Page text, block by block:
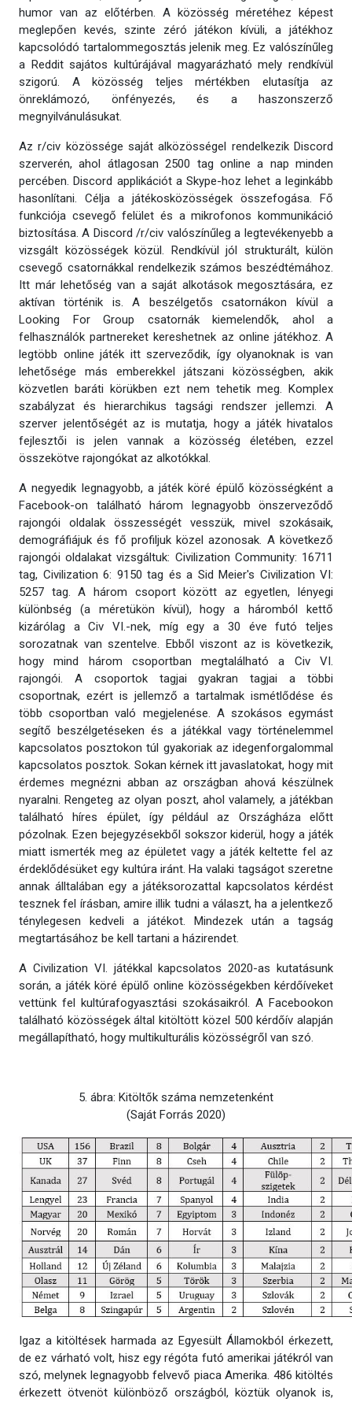
humor van az előtérben. A közösség méretéhez képest
meglepően kevés, szinte zéró játékon kívüli, a játékhoz
kapcsolódó tartalommegosztás jelenik meg. Ez valószínűleg
a Reddit sajátos kultúrájával magyarázható mely rendkívül
szigorú. A közösség teljes mértékben elutasítja az
önreklámozó, önfényezés, és a haszonszerző
megnyilvánulásukat.
Az r/civ közössége saját alközösségel rendelkezik Discord
szerverén, ahol átlagosan 2500 tag online a nap minden
percében. Discord applikációt a Skype-hoz lehet a leginkább
hasonlítani. Célja a játékosközösségek összefogása. Fő
funkciója csevegő felület és a mikrofonos kommunikáció
biztosítása. A Discord /r/civ valószínűleg a legtevékenyebb a
vizsgált közösségek közül. Rendkívül jól strukturált, külön
csevegő csatornákkal rendelkezik számos beszédtémához.
Itt már lehetőség van a saját alkotások megosztására, ez
aktívan történik is. A beszélgetős csatornákon kívül a
Looking For Group csatornák kiemelendők, ahol a
felhasználók partnereket kereshetnek az online játékhoz. A
legtöbb online játék itt szerveződik, így olyanoknak is van
lehetősége más emberekkel játszani közösségben, akik
közvetlen baráti körükben ezt nem tehetik meg. Komplex
szabályzat és hierarchikus tagsági rendszer jellemzi. A
szerver jelentőségét az is mutatja, hogy a játék hivatalos
fejlesztői is jelen vannak a közösség életében, ezzel
összekötve rajongókat az alkotókkal.
A negyedik legnagyobb, a játék köré épülő közösségként a
Facebook-on található három legnagyobb önszerveződő
rajongói oldalak összességét vesszük, mivel szokásaik,
demográfiájuk és fő profiljuk közel azonosak. A következő
rajongói oldalakat vizsgáltuk: Civilization Community: 16711
tag, Civilization 6: 9150 tag és a Sid Meier's Civilization VI:
5257 tag. A három csoport között az egyetlen, lényegi
különbség (a méretükön kívül), hogy a háromból kettő
kizárólag a Civ VI.-nek, míg egy a 30 éve futó teljes
sorozatnak van szentelve. Ebből viszont az is következik,
hogy mind három csoportban megtalálható a Civ VI.
rajongói. A csoportok tagjai gyakran tagjai a többi
csoportnak, ezért is jellemző a tartalmak ismétlődése és
több csoportban való megjelenése. A szokásos egymást
segítő beszélgetéseken és a játékkal vagy történelemmel
kapcsolatos posztokon túl gyakoriak az idegenforgalommal
kapcsolatos posztok. Sokan kérnek itt javaslatokat, hogy mit
érdemes megnézni abban az országban ahová készülnek
nyaralni. Rengeteg az olyan poszt, ahol valamely, a játékban
található híres épület, így például az Országháza előtt
pózolnak. Ezen bejegyzésekből sokszor kiderül, hogy a játék
miatt ismerték meg az épületet vagy a játék keltette fel az
érdeklődésüket egy kultúra iránt. Ha valaki tagságot szeretne
annak álltalában egy a játéksorozattal kapcsolatos kérdést
tesznek fel írásban, amire illik tudni a választ, ha a jelentkező
ténylegesen kedveli a játékot. Mindezek után a tagság
megtartásához be kell tartani a házirendet.
A Civilization VI. játékkal kapcsolatos 2020-as kutatásunk
során, a játék köré épülő online közösségekben kérdőíveket
vettünk fel kultúrafogyasztási szokásaikról. A Facebookon
található közösségek által kitöltött közel 500 kérdőív alapján
megállapítható, hogy multikulturális közösségről van szó.
5. ábra: Kitöltők száma nemzetenként
(Saját Forrás 2020)
Igaz a kitöltések harmada az Egyesült Államokból érkezett,
de ez várható volt, hisz egy régóta futó amerikai játékról van
szó, melynek legnagyobb felvevő piaca Amerika. 486 kitöltés
érkezett ötvenöt különböző országból, köztük olyanok is,